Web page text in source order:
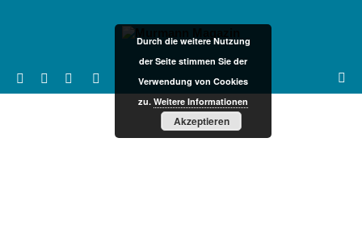
Durch die weitere Nutzung
der Seite stimmen Sie der
Verwendung von Cookies
zu. Weitere Informationen
Akzeptieren